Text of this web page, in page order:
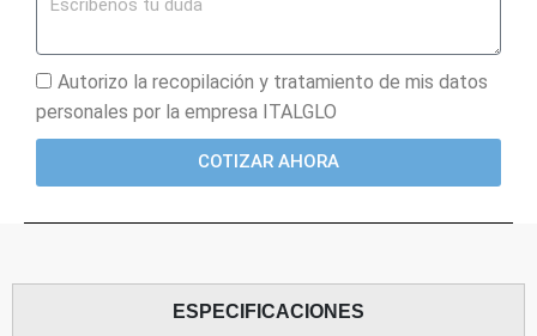
Autorizo la recopilación y tratamiento de mis datos
personales por la empresa ITALGLO
COTIZAR AHORA
ESPECIFICACIONES